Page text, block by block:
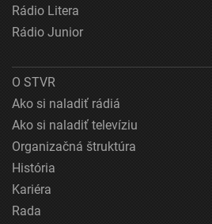
Rádio Litera
Rádio Junior
O STVR
Ako si naladiť rádiá
Ako si naladiť televíziu
Organizačná štruktúra
História
Kariéra
Rada